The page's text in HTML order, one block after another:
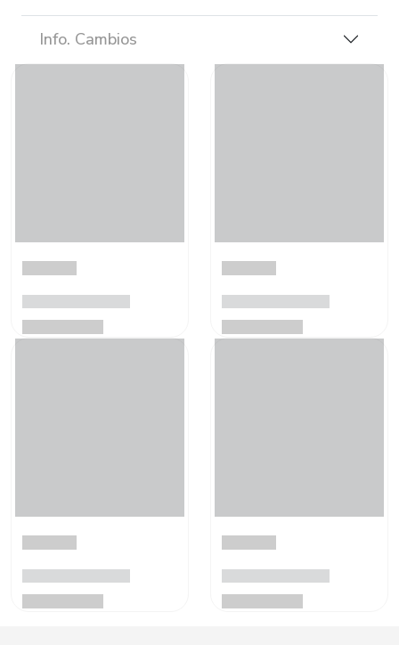
Info. Cambios